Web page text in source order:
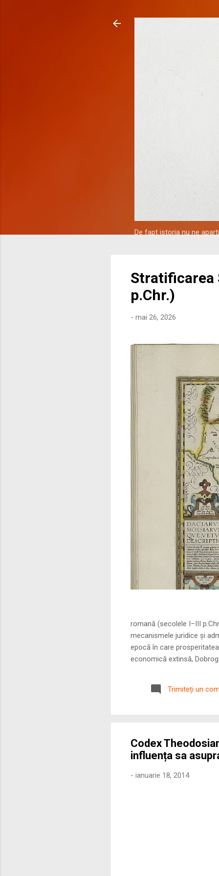
De fapt istoria nu ne
Stratificarea
p.Chr.)
- mai 26, 2026
romană (secolele I–III
mecanismele juridice și
epocă în care
economică extinsă,
precizie profunzimea și
Trimiteți un
Codex
influența sa
- ianuarie 18, 2014